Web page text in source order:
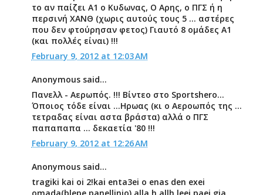
το αν παίζει Α1 ο Κυδωνας, Ο Αρης, ο ΠΓΣ ή η
περσινή ΧΑΝΘ (χωρις αυτούς τους 5 ... αστέρες
που δεν φτούρησαν φετος) Γιαυτό 8 ομάδες Α1
(και πολλές είναι) !!!
February 9, 2012 at 12:03 AM
Anonymous said...
Πανελλ - Αερωπός. !!! Βίντεο στο Sportshero...
Όποιος τόδε είναι ...Ηρωας (κι ο Αεροωπός της ...
τετραδας είναι αστα βράστα) αλλά ο ΠΓΣ
παπαπαπα ... δεκαετία '80 !!!
February 9, 2012 at 12:26 AM
Anonymous said...
tragiki kai oi 2!kai enta3ei o enas den exei